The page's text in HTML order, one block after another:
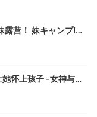
露营！ 妹キャンプ!